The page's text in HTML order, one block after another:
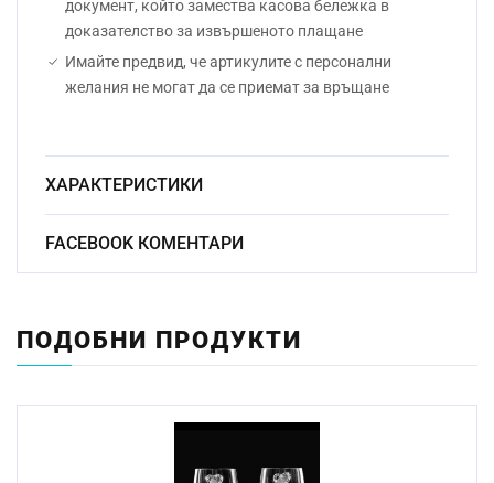
документ, който замества касова бележка в
доказателство за извършеното плащане
Имайте предвид, че артикулите с персонални
желания не могат да се приемат за връщане
ХАРАКТЕРИСТИКИ
Материал:
Размер:
FACEBOOK КОМЕНТАРИ
ПОДОБНИ ПРОДУКТИ